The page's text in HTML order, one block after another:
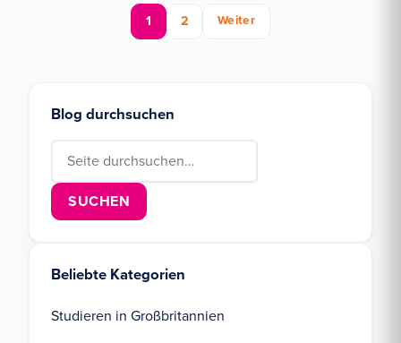
1 2 Weiter
Blog durchsuchen
Beliebte Kategorien
Studieren in Großbritannien